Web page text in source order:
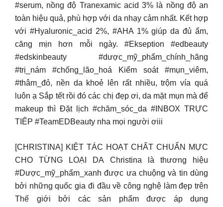
#serum, nồng độ Tranexamic acid 3% là nồng độ an
toàn hiệu quả, phù hợp với da nhạy cảm nhất. Kết hợp
với #Hyaluronic_acid 2%, #AHA 1% giúp da đủ ẩm,
căng mịn hơn mỗi ngày. #Ekseption #edbeauty
#edskinbeauty #dược_mỹ_phẩm_chính_hãng
#trị_nám #chống_lão_hoá Kiểm soát #mụn_viêm,
#thâm_đỏ, nền da khoẻ lên rất nhiều, trộm vía quá
luôn ạ Sắp tết rồi đó các chị đẹp ơi, da mặt mụn mà để
makeup thì Đặt lịch #chăm_sóc_da #INBOX TRỰC
TIẾP #TeamEDBeauty nha mọi người ơiii
[CHRISTINA] KIỆT TÁC HOẠT CHẤT CHUẨN MỰC
CHO TỪNG LOẠI DA Christina là thương hiệu
#Dược_mỹ_phẩm_xanh được ưa chuộng và tin dùng
bởi những quốc gia đi đầu về công nghệ làm đẹp trên
Thế giới bởi các sản phẩm được áp dụng